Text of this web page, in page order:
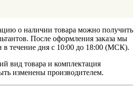
о наличии товара можно получить
После оформления заказа мы
в течение дня с 10:00 до 18:00 (МСК).
вид товара и комплектация
изменены производителем.